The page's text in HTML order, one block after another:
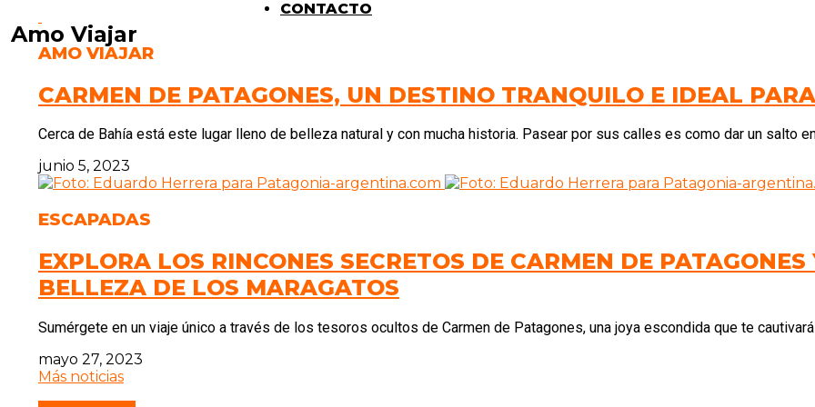
Amo Viajar
CONTACTO
AMO VIAJAR
CARMEN DE PATAGONES, UN DESTINO TRANQUILO E IDEAL
Cerca de Bahía está este lugar lleno de belleza natural y con mucha historia. Pasear por sus calles es como dar un salto
junio 5, 2023
ESCAPADAS
EXPLORA LOS RINCONES SECRETOS DE CARMEN DE
BELLEZA DE LOS MARAGATOS
Sumérgete en un viaje único a través de los tesoros ocultos de Carmen de Patagones, una joya escondida que te
mayo 27, 2023
Más noticias